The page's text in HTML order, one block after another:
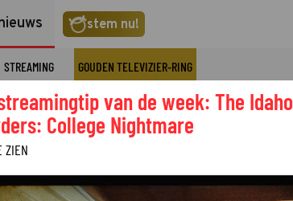
stem nu!
STREAMING GOUDEN TELEVIZIER-RING
van de week: The Idaho
College Nightmare
ZIEN